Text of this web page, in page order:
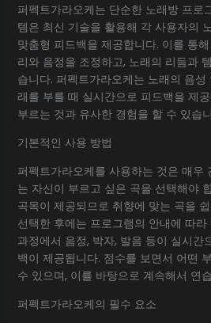
퍼펙트가라오케는 단순한 노래방 프로
템은 최신 기술을 활용해 각 사용자의
맞춤형 피드백을 제공합니다. 이를 통
리와 음정을 조정하고, 노래의 리듬과
습니다. 퍼펙트가라오케는 노래의 음
래를 부를 때 실시간으로 피드백을 제
부르는 것과 유사한 경험을 할 수 있습
기본적인 사용 방법
퍼펙트가라오케를 사용하는 것은 매우
는 자신이 부르고 싶은 곡을 선택해야
곡목이 제공되므로 취향에 맞는 곡을
선택한 후에는 프로그램의 안내에 따
과정에서 음정, 박자, 발음 등이 실시간
백이 제공됩니다. 점수를 보면서 어떤
수 있으며, 이를 바탕으로 계속해서 연
퍼펙트가라오케의 필수 요소